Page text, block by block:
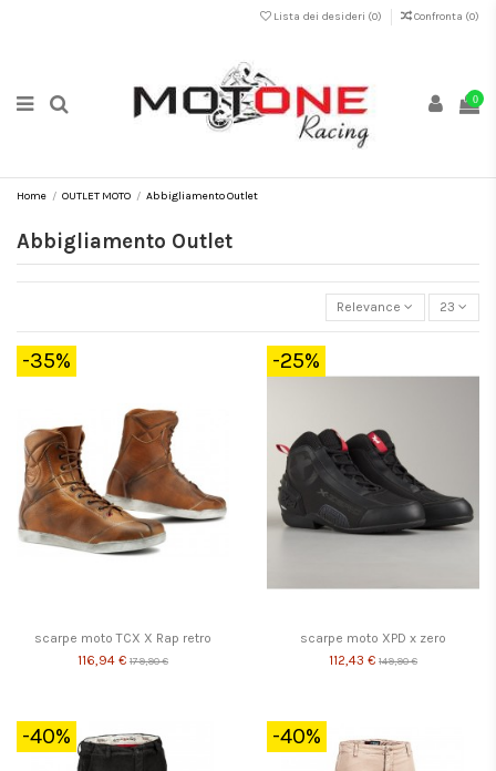
Lista dei desideri (0) Confronta (0)
0
Home OUTLET MOTO Abbigliamento Outlet
Abbigliamento Outlet
Relevance 23
-35%
scarpe moto TCX X Rap retro
116,94 € 179,90 €
-25%
scarpe moto XPD x zero
112,43 € 149,90 €
-40% -40%